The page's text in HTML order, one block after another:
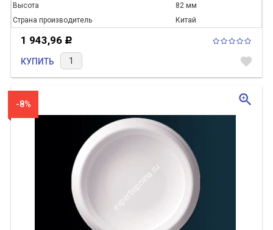
Высота
82 мм
Страна производитель
Китай
1 943,96 Р
КУПИТЬ favorite
-8% zoom_in